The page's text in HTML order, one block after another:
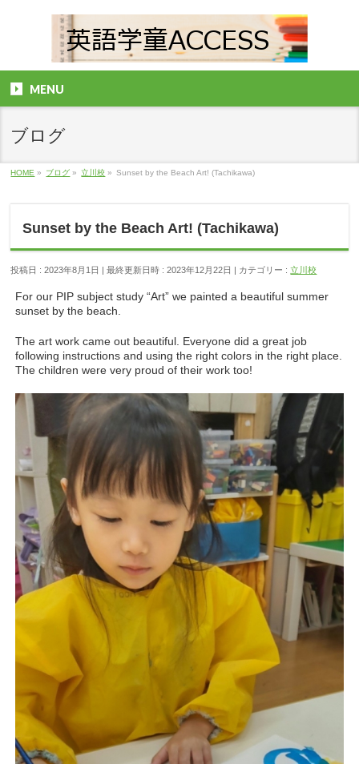
MENU
ブログ
HOME » ブログ » 立川校 » Sunset by the Beach Art! (Tachikawa)
Sunset by the Beach Art! (Tachikawa)
投稿日 : 2023年8月1日 最終更新日時 : 2023年12月22日 カテゴリー :立川校
For our PIP subject study “Art” we painted a beautiful summer
sunset by the beach.
The art work came out beautiful. Everyone did a great job
following instructions and using the right colors in the right place.
The children were very proud of their work too!